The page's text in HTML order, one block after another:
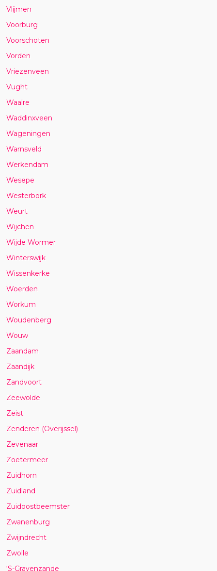
Vlijmen
Voorburg
Voorschoten
Vorden
Vriezenveen
Vught
Waalre
Waddinxveen
Wageningen
Warnsveld
Werkendam
Wesepe
Westerbork
Weurt
Wijchen
Wijde Wormer
Winterswijk
Wissenkerke
Woerden
Workum
Woudenberg
Wouw
Zaandam
Zaandijk
Zandvoort
Zeewolde
Zeist
Zenderen (Overijssel)
Zevenaar
Zoetermeer
Zuidhorn
Zuidland
Zuidoostbeemster
Zwanenburg
Zwijndrecht
Zwolle
‘S-Gravenzande